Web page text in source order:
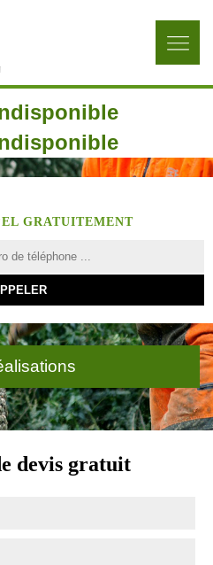
GRATUITEMENT
devis gratuit